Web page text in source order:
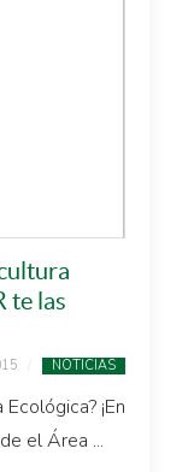
te las
NOTICIAS
¡En
el Área ...